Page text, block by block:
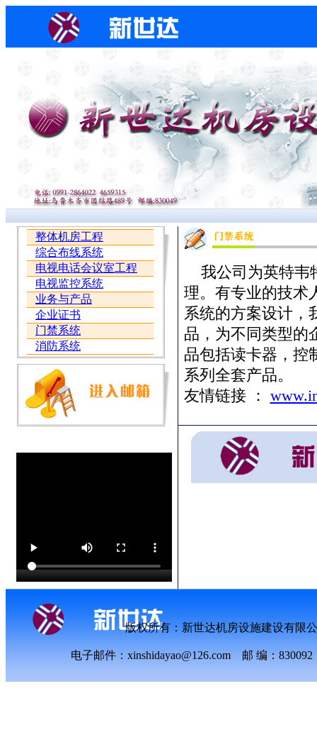
整体机房工程
综合布线系统
电视电话会议室工程
电视监控系统
业务与产品
企业证书
门禁系统
消防系统
我公司为英特韦
理。有专业的技术
系统的方案设计，
品，为不同类型的
品包括读卡器，控
系列全套产品。
友情链接 ：
版权所有：新世达机房设施建设有
电子邮件：xinshidayao@126.com 邮 编：